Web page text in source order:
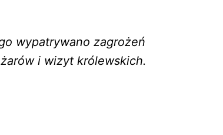
wypatrywano zagrożeń
i wizyt królewskich.